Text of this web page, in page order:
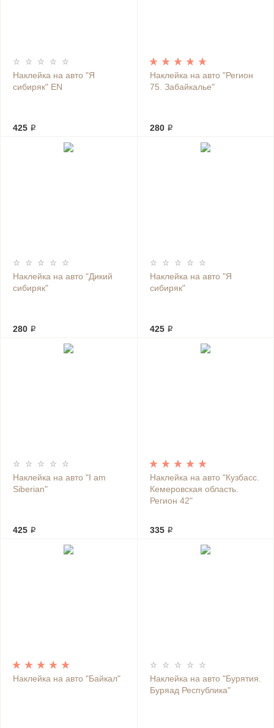
Наклейка на авто "Я
сибиряк" EN
425 ₽
Наклейка на авто "Регион
75. Забайкалье"
280 ₽
Наклейка на авто "Дикий
сибиряк"
280 ₽
Наклейка на авто "Я
сибиряк"
425 ₽
Наклейка на авто "I am
Siberian"
425 ₽
Наклейка на авто "Кузбасс.
Кемеровская область.
Регион 42"
335 ₽
Наклейка на авто "Байкал"
Наклейка на авто "Бурятия.
Буряад Республика"